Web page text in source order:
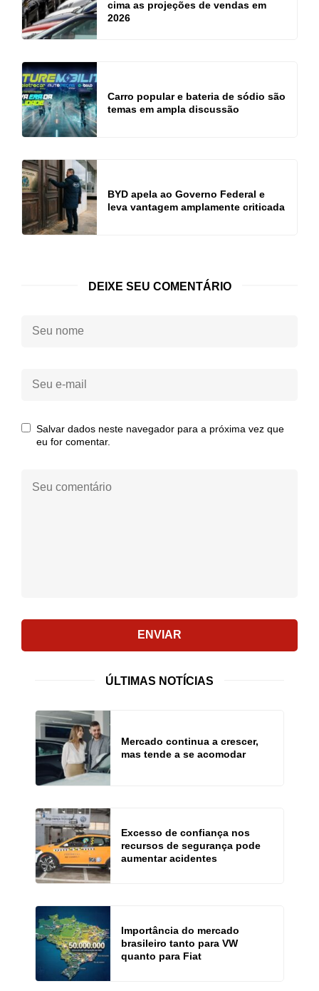
cima as projeções de vendas em
2026
Carro popular e bateria de sódio são
temas em ampla discussão
BYD apela ao Governo Federal e
leva vantagem amplamente criticada
DEIXE SEU COMENTÁRIO
Seu
Seu
Salvar dados neste navegador para a próxima vez que
eu for comentar.
comentário:
ENVIAR
ÚLTIMAS NOTÍCIAS
Mercado continua a crescer,
mas tende a se acomodar
Excesso de confiança nos
recursos de segurança pode
aumentar acidentes
Importância do mercado
brasileiro tanto para VW
quanto para Fiat